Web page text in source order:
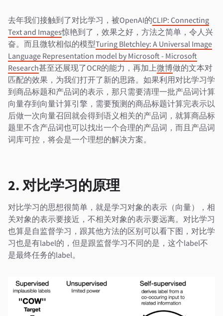
去年我们接触到了对比学习，被OpenAI的CLIP: Connecting
Text and Images惊艳到了，效果之好，方法之简单，令人兴
奋。而且微软相似的模型Turing Bletchley: A Universal Image
Language Representation model by Microsoft - Microsoft
Research甚至还展现了OCR的能力，再加上微博做的文本对
匹配的效果，为我们打开了新的思路。如果利用对比学习学
到商品标题和产品词的表示，那只需要清理一批产品词计算
向量存到向量计算引擎，需要预测的商品标题计算完表示以
后做一次向量召回就会得到语义相关的产品词，就算商品标
题里不含产品词也可以找出一个合理的产品词，而且产品词
词库可控，将会是一个理想的解决方案。
2. 对比学习的原理
对比学习的思想很简单，就是学习对象的表示（向量），相
关对象的表示要接近，不相关对象的表示要远离。对比学习
也算是自监督学习，跟其他方法的区别可以看下图，对比学
习也是有label的，但是跟监督学习不同的是，这个label不
是最终任务的label。